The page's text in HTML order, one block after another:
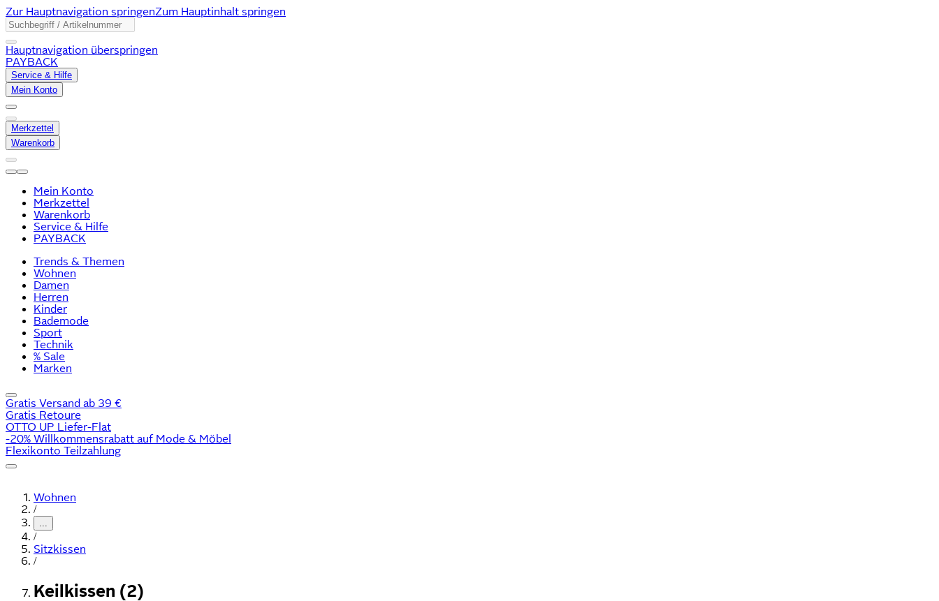
Zur Hauptnavigation springenZum Hauptinhalt springen
Hauptnavigation überspringen
PAYBACK
Service & Hilfe
Mein Konto
Merkzettel
Warenkorb
Mein Konto
Merkzettel
Warenkorb
Service & Hilfe
PAYBACK
Trends & Themen
Wohnen
Damen
Herren
Kinder
Bademode
Sport
Technik
% Sale
Marken
Gratis Versand ab 39 €
Gratis Retoure
OTTO UP Liefer-Flat
-20% Willkommensrabatt auf Mode & Möbel
Flexikonto Teilzahlung
Wohnen
/
...
/
Sitzkissen
/
Keilkissen (2)